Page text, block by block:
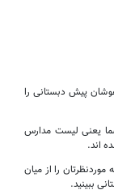
پیش دبستانی را
یعنی لیست مدارس
اند.
را از میان
ببینید.